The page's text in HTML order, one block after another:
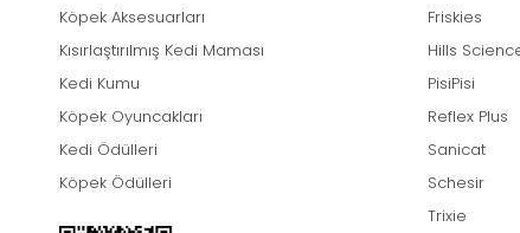
Köpek Aksesuarları
Kısırlaştırılmış Kedi Maması
Kedi Kumu
Köpek Oyuncakları
Kedi Ödülleri
Köpek Ödülleri
Friskies
Hills
PisiPisi
Reflex Plus
Sanicat
Schesir
Trixie